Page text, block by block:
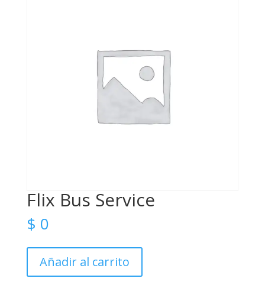
Flix Bus Service
$ 0
Bus
Service
Añadir al carrito